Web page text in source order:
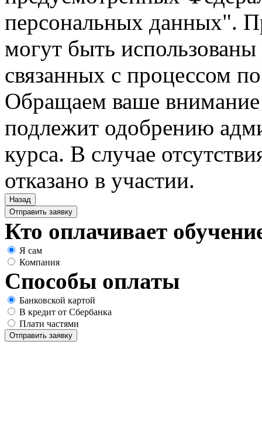
персональных данных".
могут быть
связанных с процессом
Обращаем ваше внимание
подлежит одобрению
курса. В случае
отказано в участии.
Назад
Отправить заявку
Кто оплачивает
Я сам
Компания
Способы оплаты
Банковской картой
В кредит от Сбербанка
Плати частями
Отправить заявку